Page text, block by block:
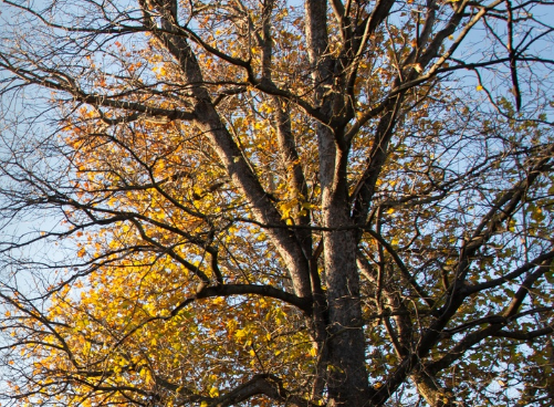
Széchenyi 2020
Pályázatok
További Pályázatok
Magyar Falu
Program
Jegyzőkönyvek